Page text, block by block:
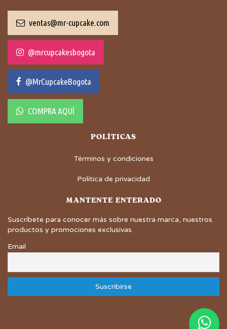
ventas@mr-cupcake.com
@mrcupcakesbogota
@MrCupcakeBogota
COMPRA AQUÍ
POLÍTICAS
Términos y condiciones
Política de privacidad
MANTENTE ENTERADO
Suscríbete para conocer más sobre nuestra marca, nuestros
productos y promociones exclusivas.
Email